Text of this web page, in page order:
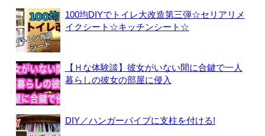
100均DIYでトイレ大改造第三弾☆セリアリメ
イクシート☆キッチンシート☆
【Ｈな体験談】彼女がいない間に合鍵で一人
暮らしの彼女の部屋に侵入
DIY／ハンガーパイプに支柱を付ける!